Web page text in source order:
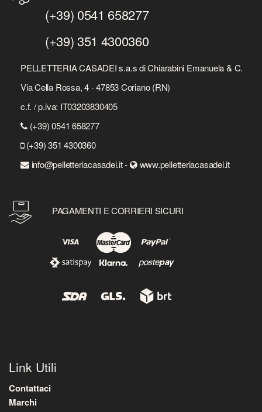
(+39) 0541 658277
(+39) 351 4300360
PELLETTERIA CASADEI s.a.s di Chiarabini Emanuela & C.
Via Cella Rossa, 4 - 47853 Coriano (RN)
c.f. / p.iva: IT03203830405
(+39) 0541 658277
(+39) 351 4300360
info@pelletteriacasadei.it -
www.pelletteriacasadei.it
PAGAMENTI E CORRIERI SICURI
Link Utili
Contattaci
Marchi